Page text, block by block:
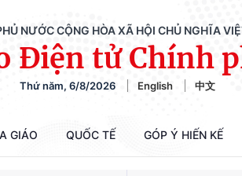
NƯỚC CỘNG HÒA XÃ HỘI CHỦ NGHĨA
Điện tử Chính
Thứ năm, 6/8/2026 English 中文
GIÁO QUỐC TẾ GÓP Ý HIẾN KẾ